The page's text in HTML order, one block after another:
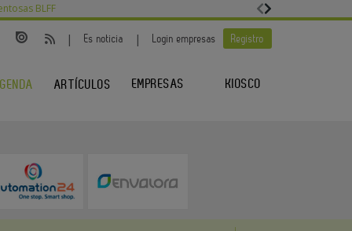
BLFF
| Es noticia | Login empresas Registro
ARTÍCULOS EMPRESAS KIOSCO